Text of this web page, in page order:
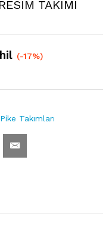
TAKIMI
(-17%)
Takımları